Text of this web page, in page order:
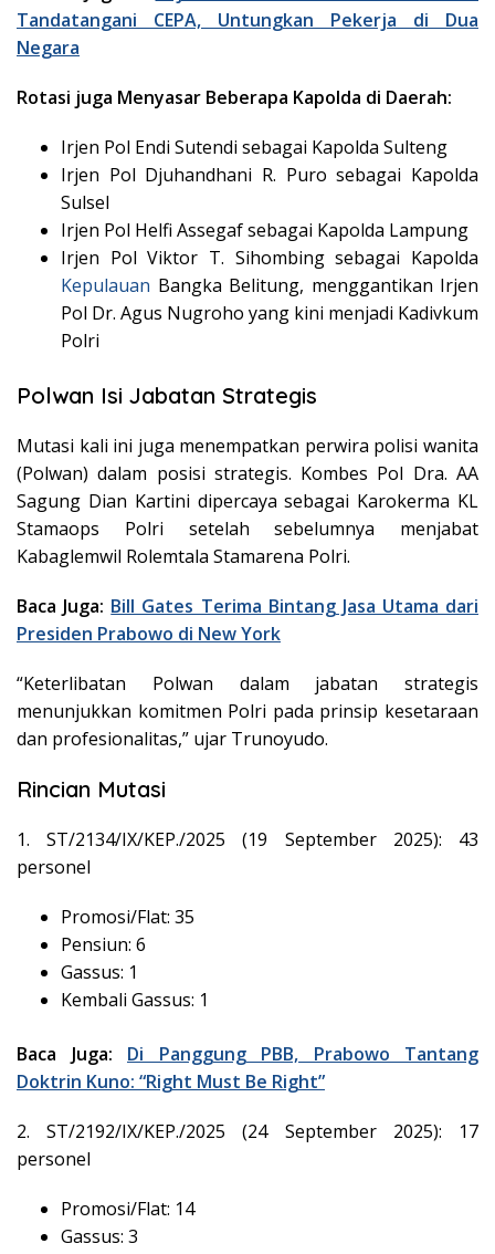
Tandatangani CEPA, Untungkan Pekerja di Dua
Negara
Rotasi juga Menyasar Beberapa Kapolda di Daerah:
Irjen Pol Endi Sutendi sebagai Kapolda Sulteng
Irjen Pol Djuhandhani R. Puro sebagai Kapolda
Sulsel
Irjen Pol Helfi Assegaf sebagai Kapolda Lampung
Irjen Pol Viktor T. Sihombing sebagai Kapolda
Kepulauan Bangka Belitung, menggantikan Irjen
Pol Dr. Agus Nugroho yang kini menjadi Kadivkum
Polri
Polwan Isi Jabatan Strategis
Mutasi kali ini juga menempatkan perwira polisi wanita
(Polwan) dalam posisi strategis. Kombes Pol Dra. AA
Sagung Dian Kartini dipercaya sebagai Karokerma KL
Stamaops Polri setelah sebelumnya menjabat
Kabaglemwil Rolemtala Stamarena Polri.
Baca Juga: Bill Gates Terima Bintang Jasa Utama dari
Presiden Prabowo di New York
“Keterlibatan Polwan dalam jabatan strategis
menunjukkan komitmen Polri pada prinsip kesetaraan
dan profesionalitas,” ujar Trunoyudo.
Rincian Mutasi
1. ST/2134/IX/KEP./2025 (19 September 2025): 43
personel
Promosi/Flat: 35
Pensiun: 6
Gassus: 1
Kembali Gassus: 1
Baca Juga: Di Panggung PBB, Prabowo Tantang
Doktrin Kuno: “Right Must Be Right”
2. ST/2192/IX/KEP./2025 (24 September 2025): 17
personel
Promosi/Flat: 14
Gassus: 3